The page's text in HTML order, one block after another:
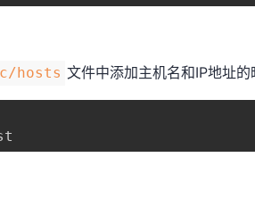
hosts​ 文件中添加主机名和IP地址的